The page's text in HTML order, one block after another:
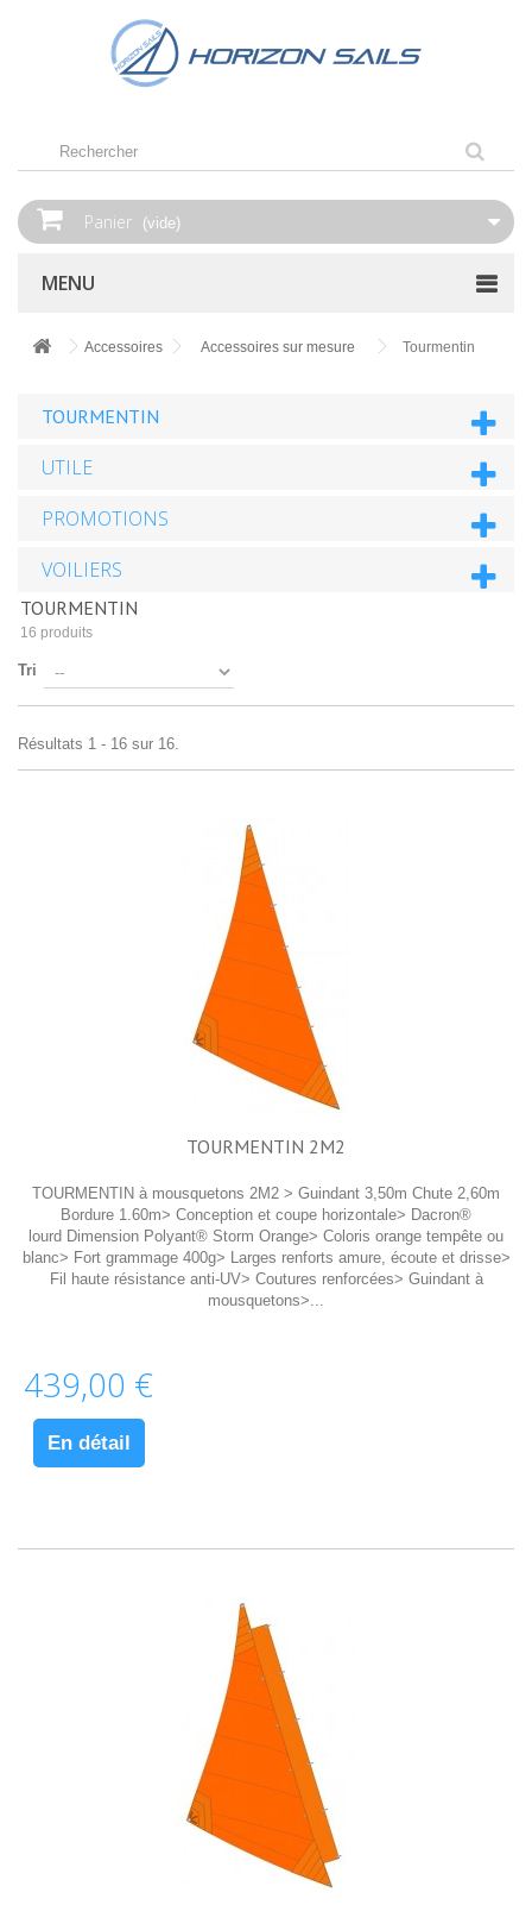
Panier (vide)
MENU
Accessoires Accessoires sur mesure Tourmentin
TOURMENTIN
UTILE
PROMOTIONS
VOILIERS
TOURMENTIN
16 produits
Tri
Résultats 1 - 16 sur 16.
TOURMENTIN 2M2
TOURMENTIN à mousquetons 2M2 > Guindant 3,50m Chute 2,60m
Bordure 1.60m> Conception et coupe horizontale> Dacron®
lourd Dimension Polyant® Storm Orange> Coloris orange tempête ou
blanc> Fort grammage 400g> Larges renforts amure, écoute et drisse>
Fil haute résistance anti-UV> Coutures renforcées> Guindant à
mousquetons>...
439,00 €
En détail